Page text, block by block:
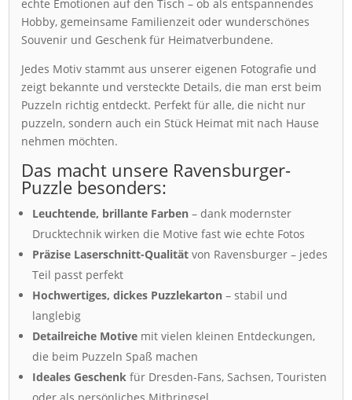
echte Emotionen auf den Tisch – ob als entspannendes
Hobby, gemeinsame Familienzeit oder wunderschönes
Souvenir und Geschenk für Heimatverbundene.
Jedes Motiv stammt aus unserer eigenen Fotografie und
zeigt bekannte und versteckte Details, die man erst beim
Puzzeln richtig entdeckt. Perfekt für alle, die nicht nur
puzzeln, sondern auch ein Stück Heimat mit nach Hause
nehmen möchten.
Das macht unsere Ravensburger-
Puzzle besonders:
Leuchtende, brillante Farben – dank modernster
Drucktechnik wirken die Motive fast wie echte Fotos
Präzise Laserschnitt-Qualität von Ravensburger – jedes
Teil passt perfekt
Hochwertiges, dickes Puzzlekarton – stabil und
langlebig
Detailreiche Motive mit vielen kleinen Entdeckungen,
die beim Puzzeln Spaß machen
Ideales Geschenk für Dresden-Fans, Sachsen, Touristen